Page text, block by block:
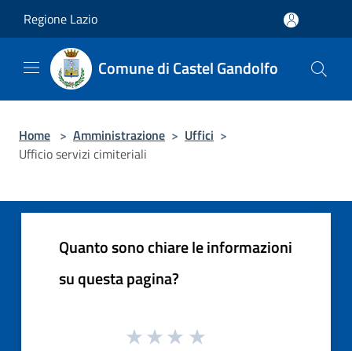
Regione Lazio
Comune di Castel Gandolfo
Home > Amministrazione > Uffici >
Ufficio servizi cimiteriali
Quanto sono chiare le informazioni
su questa pagina?